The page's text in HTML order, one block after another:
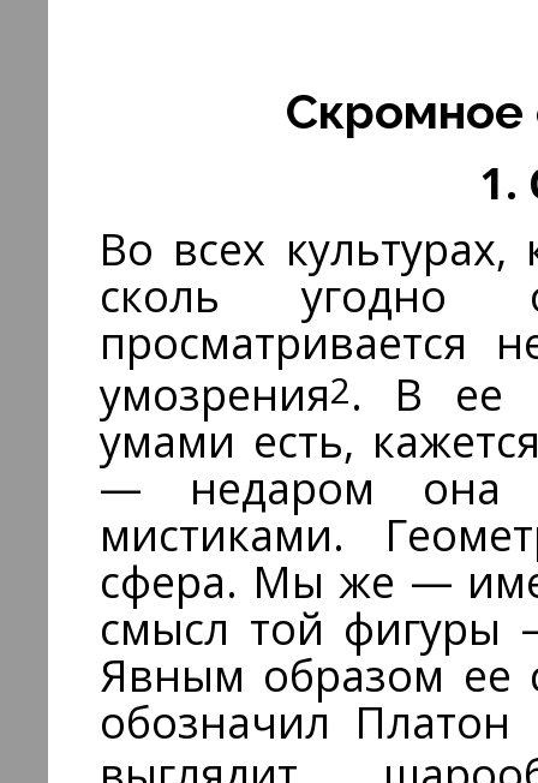
Скромное
1.
Во всех
сколь угодно
просматривается
умозрения2. В ее
умами есть,
— недаром она
мистиками.
сфера. Мы же —
смысл той фигуры
Явным образом ее
обозначил